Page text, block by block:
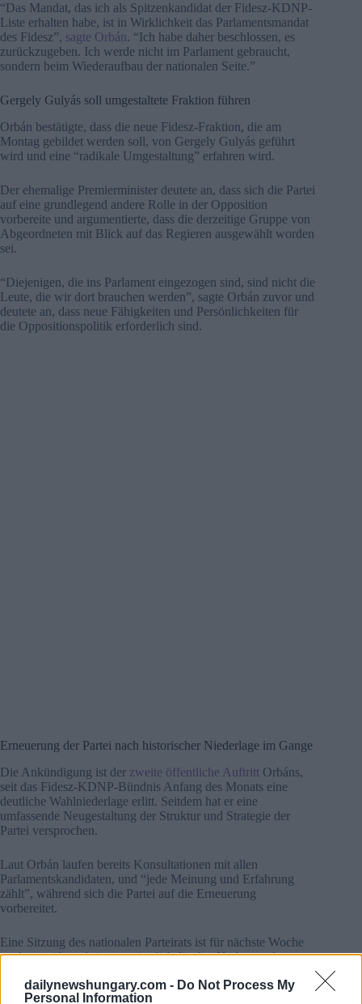
dailynewshungary.com - Do Not Process My
Personal Information
“Das Mandat, das ich als Spitzenkandidat der Fidesz-KDNP-
Liste erhalten habe, ist in Wirklichkeit das Parlamentsmandat
des Fidesz”, sagte Orbán. “Ich habe daher beschlossen, es
zurückzugeben. Ich werde nicht im Parlament gebraucht,
sondern beim Wiederaufbau der nationalen Seite.”
Gergely Gulyás soll umgestaltete Fraktion führen
Orbán bestätigte, dass die neue Fidesz-Fraktion, die am
Montag gebildet werden soll, von Gergely Gulyás geführt
wird und eine “radikale Umgestaltung” erfahren wird.
Der ehemalige Premierminister deutete an, dass sich die Partei
auf eine grundlegend andere Rolle in der Opposition
vorbereite und argumentierte, dass die derzeitige Gruppe von
Abgeordneten mit Blick auf das Regieren ausgewählt worden
sei.
“Diejenigen, die ins Parlament eingezogen sind, sind nicht die
Leute, die wir dort brauchen werden”, sagte Orbán zuvor und
deutete an, dass neue Fähigkeiten und Persönlichkeiten für
die Oppositionspolitik erforderlich sind.
Erneuerung der Partei nach historischer Niederlage im Gange
Die Ankündigung ist der zweite öffentliche Auftritt Orbáns,
seit das Fidesz-KDNP-Bündnis Anfang des Monats eine
deutliche Wahlniederlage erlitt. Seitdem hat er eine
umfassende Neugestaltung der Struktur und Strategie der
Partei versprochen.
Laut Orbán laufen bereits Konsultationen mit allen
Parlamentskandidaten, und “jede Meinung und Erfahrung
zählt”, während sich die Partei auf die Erneuerung
vorbereitet.
Eine Sitzung des nationalen Parteirats ist für nächste Woche
geplant, während ein ursprünglich für den Herbst geplanter
signalisiert, dass er bereit ist, im Falle seiner Wiederwahl als
Parteivorsitzender weiterzumachen.